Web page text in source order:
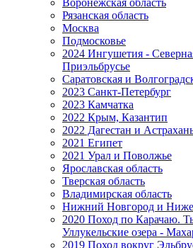
Воронежская область
Рязанская область
Москва
Подмосковье
2024 Ингушетия -
Приэльбрусье
Саратовская и
2023 Санкт-Петербург
2023 Камчатка
2022 Крым, Казантип
2022 Дагестан и
2021 Египет
2021 Урал и Поволжье
Ярославская область
Тверская область
Владимирская область
Нижний Новгород и
2020 Поход по Карачаю.
Уллукельские озера -
2019 Поход вокруг